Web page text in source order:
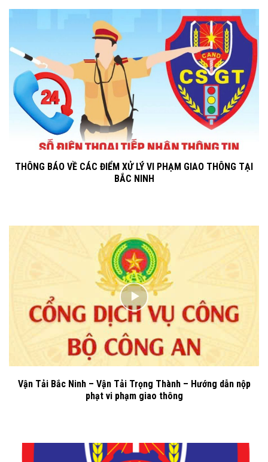
THÔNG BÁO VỀ CÁC ĐIỂM XỬ LÝ VI PHẠM GIAO THÔNG TẠI
BẮC NINH
Vận Tải Bắc Ninh – Vận Tải Trọng Thành – Hướng dẫn nộp
phạt vi phạm giao thông